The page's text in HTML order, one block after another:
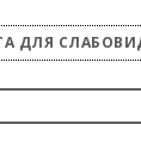
ДЛЯ